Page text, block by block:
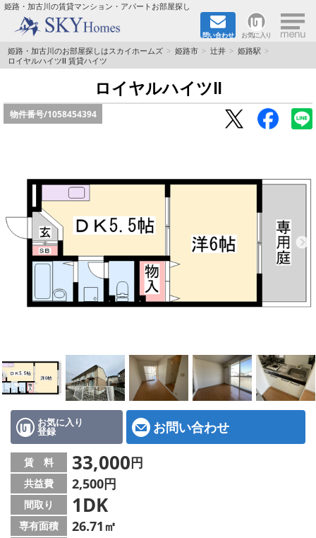
姫路・加古川の賃貸マンション・アパートお部屋探し
問い合わせ お気に入り ×
TOPページ
都市ガス·オール電化
☆新築物件☆
☆ペット飼育可能物件☆
☆ネット無料☆
路線·駅から探す
地域から探す
スタッフ紹介
店舗情報·アクセス
会社概要
メールでお問い合わせ
姫路・加古川のお部屋探しはスカイホームズ 姫路市 辻井
姫路駅
ロイヤルハイツⅡ 賃貸ハイツ
ロイヤルハイツⅡ
物件番号/1058454394
お気に入り
登録 お問い合わせ
賃 料 33,000円
共益費 2,500円
間取り 1DK
専有面積 26.71㎡